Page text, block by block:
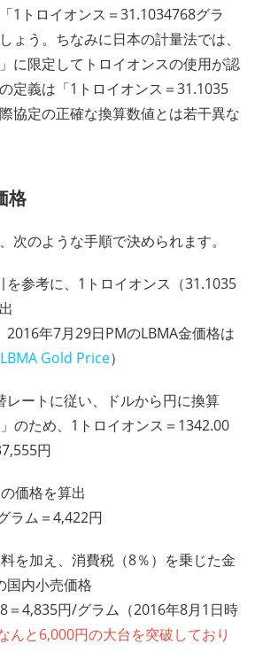
1トロイオンス＝31.1034768グラ
ょう。ちなみに日本の計量法では、
に限定してトロイオンスの使用が認
定義は「1トロイオンス＝31.1035
協定の正確な換算数値とは若干異な
格
次のような手順で決められます。
を参考に、1トロイオンス（31.1035
2016年7月29日PMのLBMA金価格は
LBMA Gold Price）
レートに従い、ドルから円に換算
のため、1トロイオンス＝1342.00
円
価格を算出
ラム＝4,422円
料を加え、消費税（8％）を乗じた金
国内小売価格
＝4,835円/グラム（2016年8月1日時
んと6,000円の大台を突破しており